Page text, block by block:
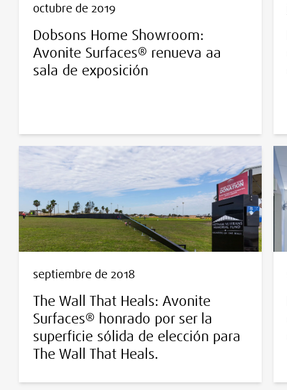
octubre de 2019
Dobsons Home Showroom:
Avonite Surfaces® renueva aa
sala de exposición
septiembre de 2018
The Wall That Heals: Avonite
Surfaces® honrado por ser la
superficie sólida de elección para
The Wall That Heals.